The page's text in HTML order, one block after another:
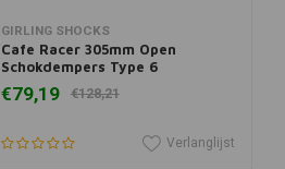
In winkelwagen
GIRLING SHOCKS
Cafe Racer 305mm Open
Schokdempers Type 6
€79,19 €128,21
Verlanglijst